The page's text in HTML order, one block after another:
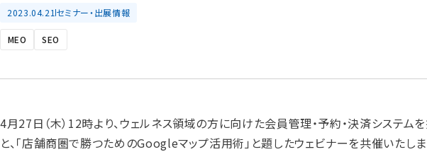
2023.04.21セミナー・出展情報
MEO SEO
4月27日（木）12時より、ウェルネス領域の方に向けた会員管理・予約・決済システ
と、「店舗商圏で勝つためのGoogleマップ活用術」と題したウェビナーを共催いたしま